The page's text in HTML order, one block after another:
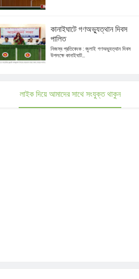
কানাইঘাটে গণঅভ্যুত্থান দিবস
পালিত
নিজস্ব প্রতিবেদক : জুলাই গণঅভ্যুত্থান দিবস
উপলক্ষে কানাইঘাট...
লাইক দিয়ে আমাদের সাথে সংযুক্ত থাকুন